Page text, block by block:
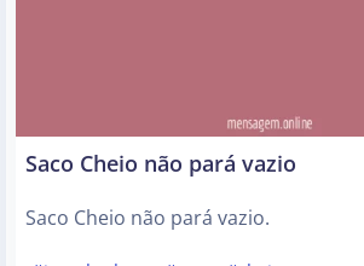
Saco Cheio não pará vazio
Saco Cheio não pará vazio.